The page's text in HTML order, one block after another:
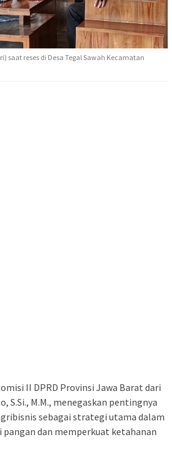
saat reses di Desa Tegal Sawah Kecamatan
II DPRD Provinsi Jawa Barat dari
S.Si., M.M., menegaskan pentingnya
sebagai strategi utama dalam
dan memperkuat ketahanan